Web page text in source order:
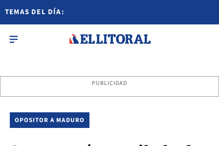
TEMAS DEL DÍA:
PUBLICIDAD
OPOSITOR A MADURO